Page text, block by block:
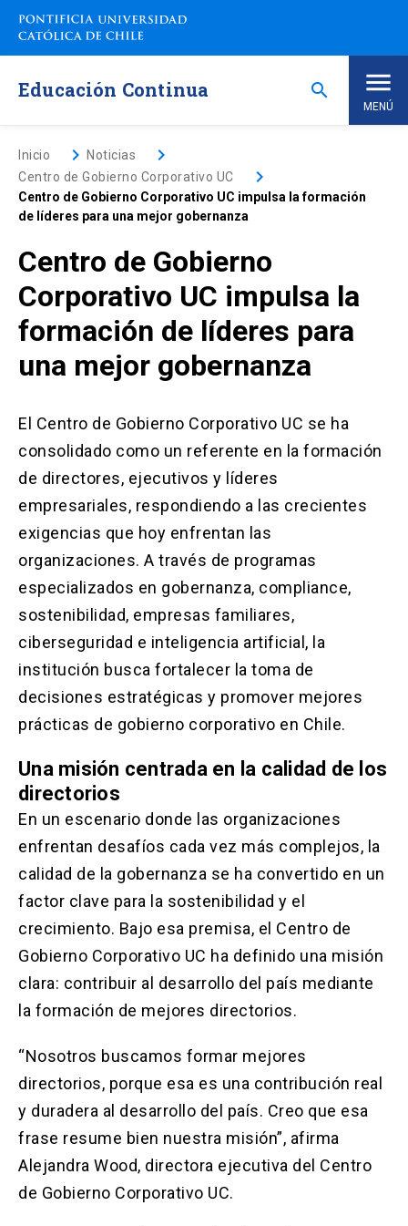
Saltar
contenido
Educación Continua search
MENÚ
Inicio
Nosotros
Programas de Estudio
Programas Corporativos
Noticias
enlace
se
en
una
nueva
pestaña)
Portal Empresas keyboard_arrow_right
(El
enlace
abre
en
una
pestaña)
Pagos y Convenios(El
enlace
abre
en
nueva
pestaña)
ACCESOS UC
Biblioteca
(El
enlace
se
abre
en
una
nueva
pestaña)
Mi Portal UC launch
(El
enlace
se
abre
en
una
pestaña)
Correo launch
enlace
se
abre
en
nueva
pestaña)
Inicio keyboard_arrow_rightNoticias keyboard_arrow_right
Centro de Gobierno Corporativo UC keyboard_arrow_right
Centro de Gobierno Corporativo UC impulsa la formación
de líderes para una mejor gobernanza
Centro de Gobierno
Corporativo UC impulsa la
formación de líderes para
una mejor gobernanza
El Centro de Gobierno Corporativo UC se ha
consolidado como un referente en la formación
de directores, ejecutivos y líderes
empresariales, respondiendo a las crecientes
exigencias que hoy enfrentan las
organizaciones. A través de programas
especializados en gobernanza, compliance,
sostenibilidad, empresas familiares,
ciberseguridad e inteligencia artificial, la
institución busca fortalecer la toma de
decisiones estratégicas y promover mejores
prácticas de gobierno corporativo en Chile.
Una misión centrada en la calidad de los
directorios
En un escenario donde las organizaciones
enfrentan desafíos cada vez más complejos, la
calidad de la gobernanza se ha convertido en un
factor clave para la sostenibilidad y el
crecimiento. Bajo esa premisa, el Centro de
Gobierno Corporativo UC ha definido una misión
clara: contribuir al desarrollo del país mediante
la formación de mejores directorios.
“Nosotros buscamos formar mejores
directorios, porque esa es una contribución real
y duradera al desarrollo del país. Creo que esa
frase resume bien nuestra misión”, afirma
Alejandra Wood, directora ejecutiva del Centro
de Gobierno Corporativo UC.